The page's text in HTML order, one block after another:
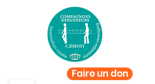
Faire un don